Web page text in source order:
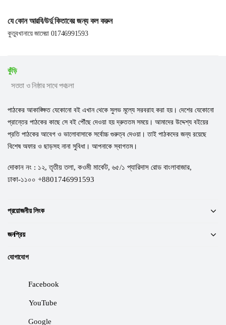
যে কোন আরবি/উর্দু কিতাবের জন্য কল করুন
কুতুবখানায়ে জামেয়া 01746991593
কুঁড়ি
সততা ও নিষ্ঠার সাথে পথচলা
পাঠকের আকাঙ্ক্ষিত যেকোনো বই এখান থেকে সুলভ মূল্যে সরবরাহ করা হয়। দেশের যেকোনো
প্রান্তের পাঠকের কাছে সে বই পৌঁছে দেওয়া হয় দ্রুততম সময়ে। আমাদের উদ্দেশ্য বইয়ের
প্রতি পাঠকের আবেগ ও ভালোবাসাকে সর্বোচ্চ গুরুত্ব দেওয়া। তাই পাঠকদের জন্য রয়েছে
বিশেষ অফার ও ছাড়সহ নানা সুবিধা। আপনাকে স্বাগতম।
দোকান নং : ১২, তৃতীয় তলা, কওমী মার্কেট, ৬৫/১ প্যারিদাস রোড বাংলাবাজার,
ঢাকা-১১০০ +8801746991593
প্রয়োজনীয় লিংক
জনপ্রিয়
যোগাযোগ
Facebook
YouTube
Google